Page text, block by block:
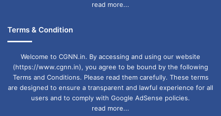
read more...
Terms & Condition
Welcome to CGNN.in. By accessing and using our website
(https://www.cgnn.in), you agree to be bound by the following
Terms and Conditions. Please read them carefully. These terms
are designed to ensure a transparent and lawful experience for all
users and to comply with Google AdSense policies.
read more...